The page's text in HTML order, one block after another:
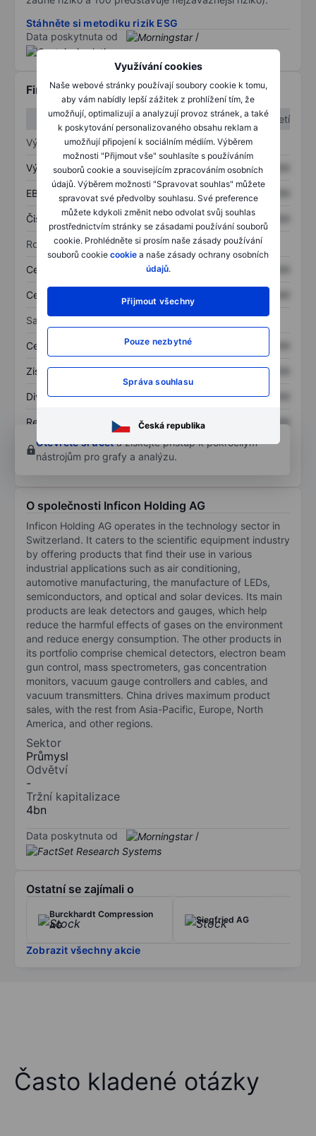
Využívání cookies
Naše webové stránky používají soubory cookie k tomu,
aby vám nabídly lepší zážitek z prohlížení tím, že
umožňují, optimalizují a analyzují provoz stránek, a také
k poskytování personalizovaného obsahu reklam a
umožňují připojení k sociálním médiím. Výběrem
možnosti "Přijmout vše" souhlasíte s používáním
souborů cookie a souvisejícím zpracováním osobních
údajů. Výběrem možnosti "Spravovat souhlas" můžete
spravovat své předvolby souhlasu. Své preference
můžete kdykoli změnit nebo odvolat svůj souhlas
prostřednictvím stránky se zásadami používání souborů
cookie. Prohlédněte si prosím naše zásady používání
souborů cookie cookie a naše zásady ochrany osobních
údajů.
Přijmout všechny
Pouze nezbytné
Správa souhlasu
Česká republika
Stáhněte si metodiku rizik ESG
Data poskytnuta od
/
Finanční informace
1. čtvrtletí
2. čtvrtletí
Výkaz zisku a ztráty
Výnos XXXXXXX XXXXXXX
EBITDA XXXXXXX
Čistý příjem XXXXXXX XXXXXXX
Rozvaha
Celková aktiva XXXXXXX
Celkový dluh
Sazby
Cena/tržby XXXXXXX
Zisk na akcii XXXXXXX XXXXXXX
Dividenda na akcii XXXXXXX XXXXXXX
Rentabilita kapitálu XXXXXXX
XXXXXXX
Otevřete si účeta získejte přístup k pokročilým
nástrojům pro grafy a analýzu.
O společnosti Inficon Holding AG
Inficon Holding AG operates in the technology sector in
Switzerland. It caters to the scientific equipment industry
by offering products that find their use in various
industrial applications such as air conditioning,
automotive manufacturing, the manufacture of LEDs,
semiconductors, and optical and solar devices. Its main
products are leak detectors and gauges, which help
reduce the harmful effects of gases on the environment
and reduce energy consumption. The other products in
its portfolio comprise chemical detectors, electron beam
gun control, mass spectrometers, gas concentration
monitors, vacuum gauge controllers and cables, and
vacuum transmitters. China drives maximum product
sales, with the rest from Asia-Pacific, Europe, North
America, and other regions.
Sektor
Průmysl
Odvětví
-
Tržní kapitalizace
4bn
Data poskytnuta od /
Ostatní se zajímali o
Burckhardt Compression
AG
Siegfried AG
Zobrazit všechny akcie
Často kladené otázky